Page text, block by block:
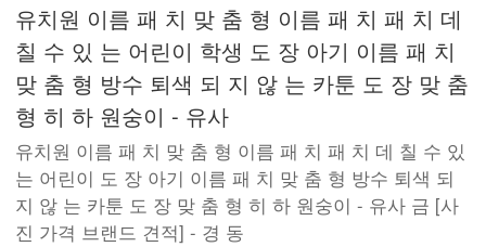
유치원 이름 패 치 맞 춤 형 이름 패 치 패 치 데
칠 수 있 는 어린이 학생 도 장 아기 이름 패 치
맞 춤 형 방수 퇴색 되 지 않 는 카툰 도 장 맞 춤
형 히 하 원숭이 - 유사
유치원 이름 패 치 맞 춤 형 이름 패 치 패 치 데 칠 수 있
는 어린이 도 장 아기 이름 패 치 맞 춤 형 방수 퇴색 되
지 않 는 카툰 도 장 맞 춤 형 히 하 원숭이 - 유사 금 [사
진 가격 브랜드 견적] - 경 동